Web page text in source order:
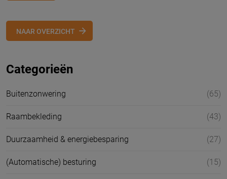
NAAR OVERZICHT
Categorieën
Buitenzonwering (65)
Raambekleding (43)
Duurzaamheid & energiebesparing (27)
(Automatische) besturing (15)